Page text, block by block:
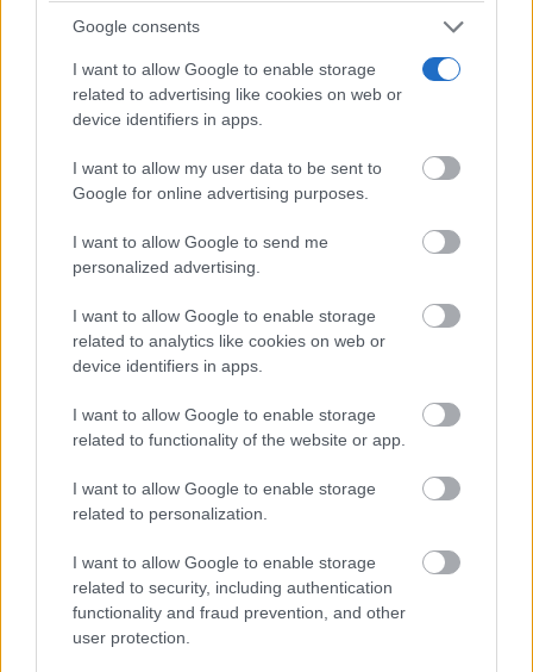
Google consents
I want to allow Google to enable storage
related to advertising like cookies on web or
device identifiers in apps.
I want to allow my user data to be sent to
Google for online advertising purposes.
I want to allow Google to send me
personalized advertising.
I want to allow Google to enable storage
related to analytics like cookies on web or
device identifiers in apps.
I want to allow Google to enable storage
related to functionality of the website or app.
I want to allow Google to enable storage
related to personalization.
I want to allow Google to enable storage
related to security, including authentication
functionality and fraud prevention, and other
user protection.
Corepunk MMORPG
Un verdadero MMORPG de la vieja escuela ¡Cómo los
de antes, pero mejor!
Los pasaportes más poderosos del mundo, ¿está el
tuyo?